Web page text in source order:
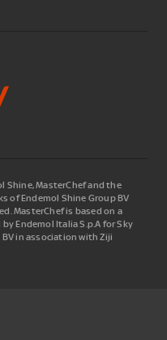
Shine, MasterChef and the
of Endemol Shine Group BV
MasterChef is based on a
Endemol Italia S.p.A for Sky
in association with Ziji